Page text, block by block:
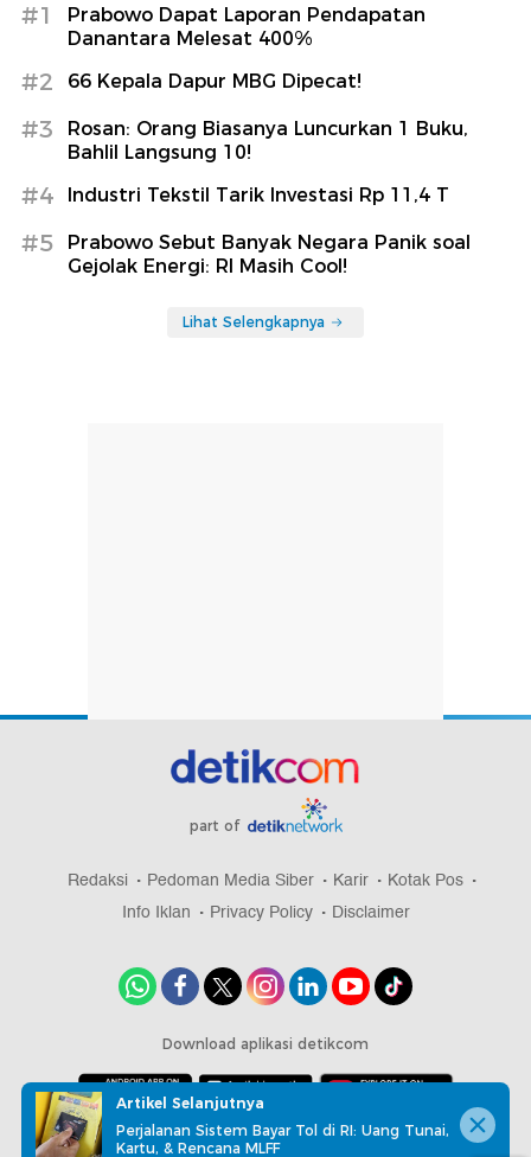
#1
Prabowo Dapat Laporan Pendapatan
Danantara Melesat 400%
#2 66 Kepala Dapur MBG Dipecat!
#3
Rosan: Orang Biasanya Luncurkan 1 Buku,
Bahlil Langsung 10!
#4 Industri Tekstil Tarik Investasi Rp 11,4 T
#5
Prabowo Sebut Banyak Negara Panik soal
Gejolak Energi: RI Masih Cool!
Lihat Selengkapnya
part of
Redaksi Pedoman Media Siber Karir
Kotak Pos
Info Iklan
Privacy Policy Disclaimer
Download aplikasi detikcom
Copyright @ 2026 detikcom, All right reserved
Artikel Selanjutnya
Perjalanan Sistem Bayar Tol di RI: Uang Tunai,
Kartu, & Rencana MLFF